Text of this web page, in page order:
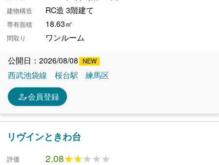
建物構造 RC造 3階建て
専有面積 18.63㎡
間取り ワンルーム
公開日：2026/08/08
西武池袋線
桜台駅 練馬区
person_edit会員登録
リヴインときわ台
評価 2.08★★★★★
★★★★★